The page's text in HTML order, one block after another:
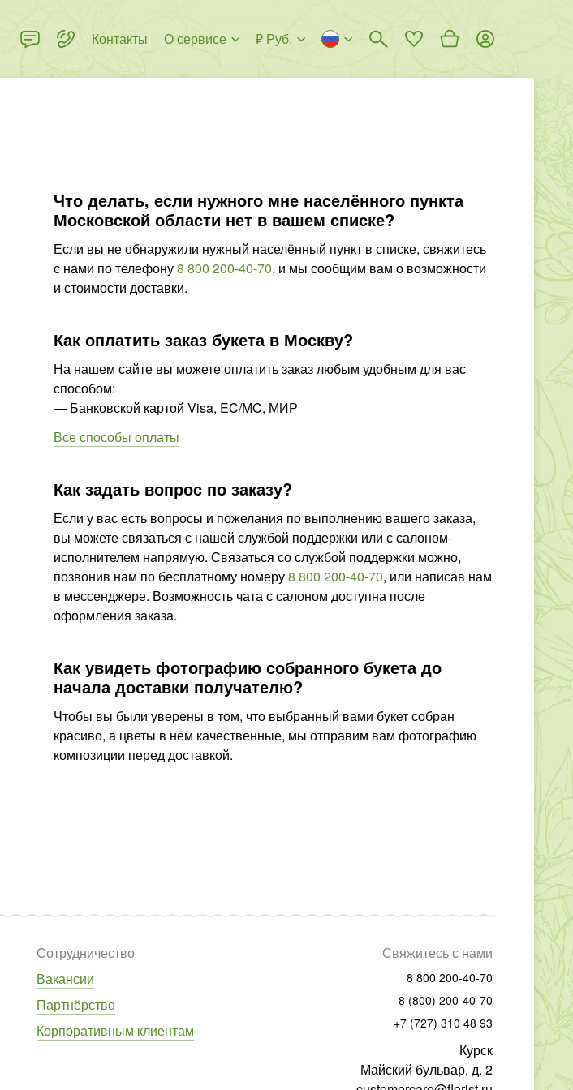
Контакты О сервисе ₽ Руб.
Что делать, если нужного мне населённого пункта
Московской области нет в вашем списке?
Если вы не обнаружили нужный населённый пункт в списке, свяжитесь
с нами по телефону8 800 200-40-70, и мы сообщим вам о возможности
и стоимости доставки.
Как оплатить заказ букета в Москву?
На нашем сайте вы можете оплатить заказ любым удобным для вас
способом:
— Банковской картой Visa, EC/MC, МИР
Все способы оплаты
Как задать вопрос по заказу?
Если у вас есть вопросы и пожелания по выполнению вашего заказа,
вы можете связаться с нашей службой поддержки или с салоном-
исполнителем напрямую. Связаться со службой поддержки можно,
позвонив нам по бесплатному номеру8 800 200-40-70, или написав нам
в мессенджере. Возможность чата с салоном доступна после
оформления заказа.
Как увидеть фотографию собранного букета до
начала доставки получателю?
Чтобы вы были уверены в том, что выбранный вами букет собран
красиво, а цветы в нём качественные, мы отправим вам фотографию
композиции перед доставкой.
Сотрудничество
Вакансии
Партнёрство
Корпоративным клиентам
Свяжитесь с нами
8 800 200-40-70
8 (800) 200-40-70
+7 (727) 310 48 93
Курск
Майский бульвар, д. 2